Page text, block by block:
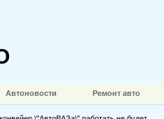
Автоновости Ремонт авто